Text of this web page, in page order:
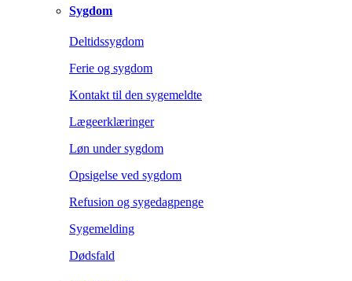
Sygdom
Deltidssygdom
Ferie og sygdom
Kontakt til den sygemeldte
Lægeerklæringer
Løn under sygdom
Opsigelse ved sygdom
Refusion og sygedagpenge
Sygemelding
Dødsfald